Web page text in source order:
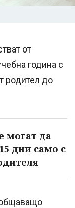
от
година с
родител до
могат да
дни само с